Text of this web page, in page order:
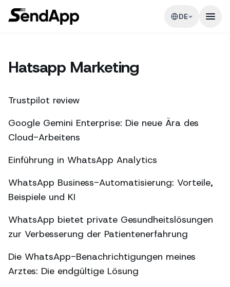
DE
Hatsapp Marketing
Trustpilot review
Google Gemini Enterprise: Die neue Ära des
Cloud-Arbeitens
Einführung in WhatsApp Analytics
WhatsApp Business-Automatisierung: Vorteile,
Beispiele und KI
WhatsApp bietet private Gesundheitslösungen
zur Verbesserung der Patientenerfahrung
Die WhatsApp-Benachrichtigungen meines
Arztes: Die endgültige Lösung